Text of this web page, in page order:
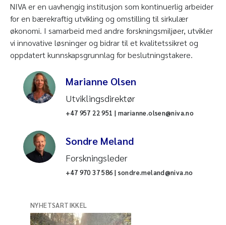
NIVA er en uavhengig institusjon som kontinuerlig arbeider
for en bærekraftig utvikling og omstilling til sirkulær
økonomi. I samarbeid med andre forskningsmiljøer, utvikler
vi innovative løsninger og bidrar til et kvalitetssikret og
oppdatert kunnskapsgrunnlag for beslutningstakere.
Marianne Olsen
Utviklingsdirektør
+47 957 22 951 | marianne.olsen@niva.no
Sondre Meland
Forskningsleder
+47 970 37 586 | sondre.meland@niva.no
NYHETSARTIKKEL